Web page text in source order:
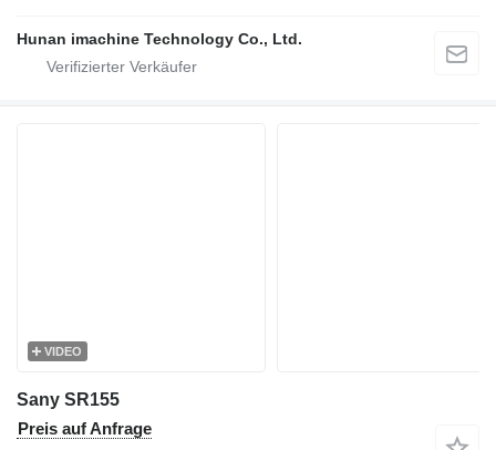
Hunan imachine Technology Co., Ltd.
VIDEO
Sany SR155
Preis auf Anfrage